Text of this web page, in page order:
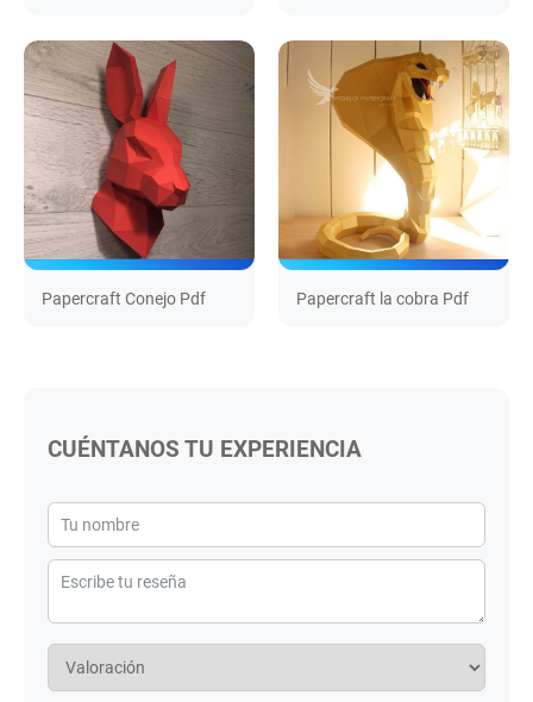
Papercraft Conejo Pdf Papercraft la cobra Pdf
CUÉNTANOS TU EXPERIENCIA